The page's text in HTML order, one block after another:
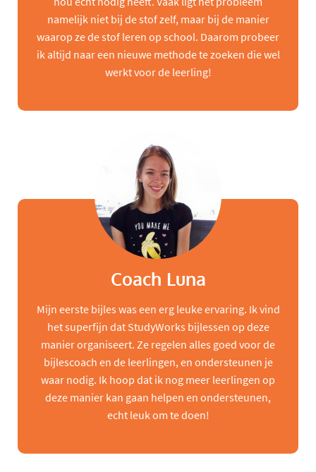
namelijk niet bij de stof zelf, maar bij de manier
waarop ze de stof leren op school. Daarom probeer
ik altijd naar een nieuwe methode te zoeken die wel
werkt voor de leerling!
Coach Luna
Mijn eerste bijles was een erg leuke ervaring. Ik vind
het superfijn dat StudyWorks bijlessen op deze
manier organiseert. Ze regelen alles goed voor de
bijlescoach en de leerlingen, en ondersteunen je
waar nodig. Ik hoop dat ik nog meer leerlingen op
deze manier kan gaan helpen en ondersteunen,
echt leuk om te doen!